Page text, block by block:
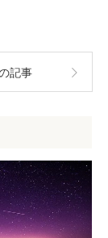
記事